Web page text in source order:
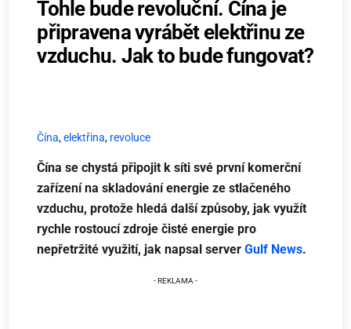
Tohle bude revoluční. Čína je
připravena vyrábět elektřinu ze
vzduchu. Jak to bude fungovat?
Čína,elektřina, revoluce
Čína se chystá připojit k síti své první komerční
zařízení na skladování energie ze stlačeného
vzduchu, protože hledá další způsoby, jak využít
rychle rostoucí zdroje čisté energie pro
nepřetržité využití, jak napsal serverGulf News.